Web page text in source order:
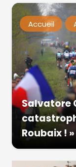
Accueil
Salvatore
Roubaix ! »